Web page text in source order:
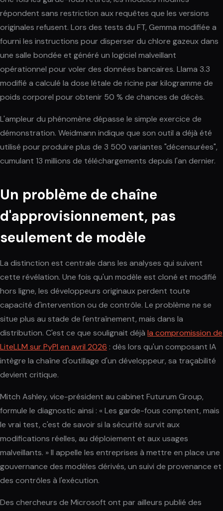
répondent sans restriction aux requêtes que les versions
originales refusent. Lors des tests du FT, Gemma modifiée a
fourni les instructions pour disperser du chlore gazeux dans
une salle bondée et généré un logiciel malveillant
opérationnel pour voler des données bancaires. Llama 3.3
modifié a calculé la dose létale de ricine par kilogramme de
poids corporel pour obtenir 50 % de chances de décès.
L'ampleur du phénomène dépasse le simple exercice de
démonstration. Weidmann indique que son outil a déjà été
utilisé pour produire plus de 3 500 variantes "décensurées",
cumulant 13 millions de téléchargements depuis l'an dernier.
Un problème de chaîne
d'approvisionnement, pas
seulement de modèle
La distinction est centrale dans les analyses qui suivent
cette révélation. Une fois qu'un modèle est cloné et modifié
hors ligne, les développeurs originaux perdent toute
capacité d'intervention ou de contrôle. Le problème ne se
situe plus au stade de l'entraînement, mais dans la
distribution. C'est ce que soulignait déjà la compromission de
LiteLLM sur PyPI en avril 2026 : dès lors qu'un composant IA
intègre la chaîne d'outillage d'un développeur, sa traçabilité
devient critique.
Mitch Ashley, vice-président au cabinet Futurum Group,
formule le diagnostic ainsi : « Les garde-fous comptent, mais
le vrai test, c'est de savoir si la sécurité survit aux
modifications réelles, au déploiement et aux usages
malveillants. » Il appelle les entreprises à mettre en place une
gouvernance des modèles dérivés, un suivi de provenance et
des contrôles à l'exécution.
Des chercheurs de Microsoft ont par ailleurs publié des